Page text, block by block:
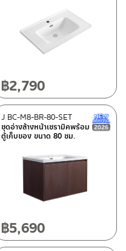
(9)
฿2,790
New Arrival สินค้าใหม่ ปี 2026
ชุดอ่างล้างหน้าเซรามิคพร้อม
ตู้เก็บของ ขนาด 80 ซม.
J BC-M8-BR-80-SET
฿5,690